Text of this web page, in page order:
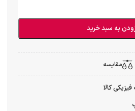
به سبد خرید
مقایسه
کالا